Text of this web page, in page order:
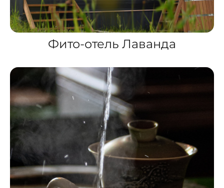
Фито-отель Лаванда